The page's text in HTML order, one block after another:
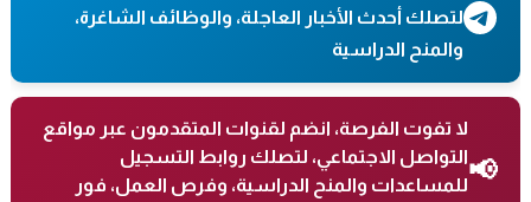
لتصلك أحدث الأخبار العاجلة، والوظائف الشاغرة،
والمنح الدراسية
📢
لا تفوت الفرصة، انضم لقنوات المتقدمون عبر مواقع
التواصل الاجتماعي، لتصلك روابط التسجيل
للمساعدات والمنح الدراسية، وفرص العمل، فور